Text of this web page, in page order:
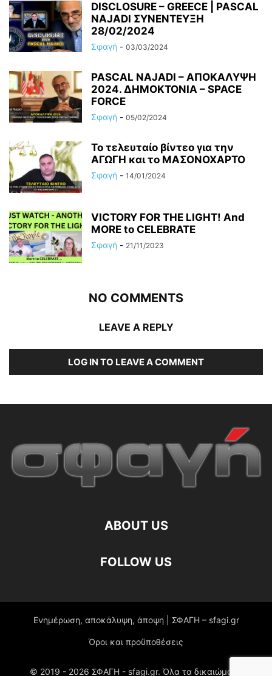
DISCLOSURE – GREECE | PASCAL
NAJADI ΣΥΝΕΝΤΕΥΞΗ
28/02/2024
Σφαγή - 03/03/2024
PASCAL NAJADI – ΑΠΟΚΑΛΥΨΗ
2024. ΔΗΜΟΚΤΟΝΙΑ – SPACE
FORCE
Σφαγή - 05/02/2024
Το τελευταίο βίντεο για την
ΑΓΩΓΗ και το ΜΑΣΟΝΟΧΑΡΤΟ
Σφαγή - 14/01/2024
VICTORY FOR THE LIGHT! And
MORE to CELEBRATE
Σφαγή - 21/11/2023
NO COMMENTS
LEAVE A REPLY
LOG IN TO LEAVE A COMMENT
ABOUT US
FOLLOW US
Ενημέρωση, αποκάλυψη, άποψη | ΣΦΑΓΗ – sfagi.gr
Όροι και προϋποθέσεις
© 2019 - 2026 ΣΦΑΓΗ - sfagi.gr. Όλα τα δικαιώματα